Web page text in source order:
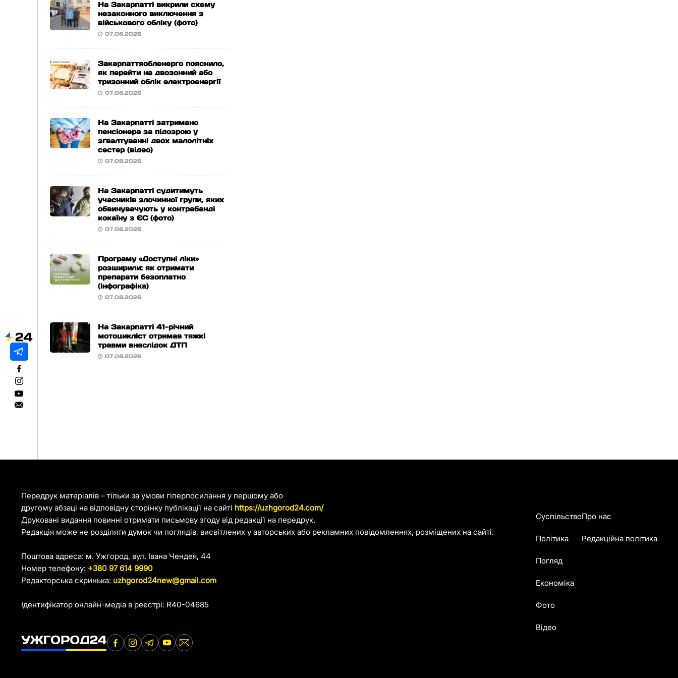
На Закарпатті викрили схему
незаконного виключення з
військового обліку (фото)
07.08.2026
Закарпаттяобленерго пояснило,
як перейти на двозонний або
тризонний облік електроенергії
07.08.2026
На Закарпатті затримано
пенсіонера за підозрою у
зґвалтуванні двох малолітніх
сестер (відео)
07.08.2026
На Закарпатті судитимуть
учасників злочинної групи, яких
обвинувачують у контрабанді
кокаїну з ЄС (фото)
07.08.2026
Програму «Доступні ліки»
розширили: як отримати
препарати безоплатно
(інфографіка)
07.08.2026
На Закарпатті 41-річний
мотоцикліст отримав тяжкі
травми внаслідок ДТП
07.08.2026
Передрук матеріалів – тільки за умови гіперпосилання у першому або
другому абзаці на відповідну сторінку публікації на сайті https://uzhgorod24.com/
Друковані видання повинні отримати письмову згоду від редакції на передрук.
Редакція може не розділяти думок чи поглядів, висвітлених у авторських або рекламних повідомленнях, розміщених на сайті.
Поштова адреса: м. Ужгород, вул. Івана Чендея, 44
Номер телефону: +380 97 614 9990
Редакторська скринька: uzhgorod24new@gmail.com
Ідентифікатор онлайн-медіа в реєстрі: R40-04685
Суспільство
Політика
Погляд
Економіка
Фото
Відео
Про нас
Редакційна політика